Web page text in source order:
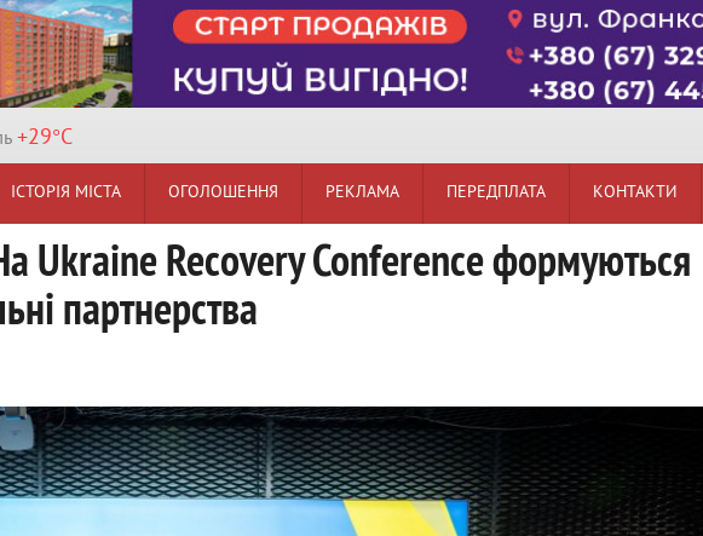
+29°C
ІСТОРІЯ МІСТА ОГОЛОШЕННЯ РЕКЛАМА ПЕРЕДПЛАТА КОНТАКТИ
Ukraine Recovery Conference формуються
партнерства